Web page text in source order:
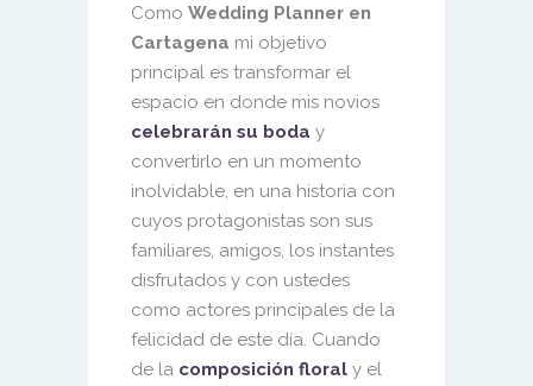
Como Wedding Planner en
Cartagena mi objetivo
principal es transformar el
espacio en donde mis novios
celebrarán su boda y
convertirlo en un momento
inolvidable, en una historia con
cuyos protagonistas son sus
familiares, amigos, los instantes
disfrutados y con ustedes
como actores principales de la
felicidad de este día. Cuando
de la composición floral y el